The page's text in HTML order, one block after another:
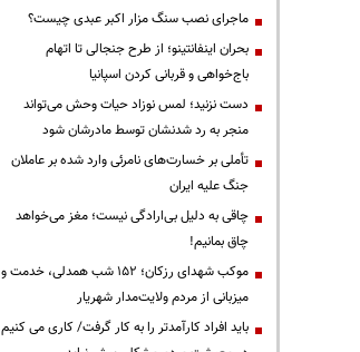
ماجرای نصب سنگ مزار اکبر عبدی چیست؟
بحران اینفانتینو؛ از طرح جنجالی تا اتهام
باج‌خواهی و قربانی کردن اسپانیا
دست نزنید؛ لمس نوزاد حیات وحش می‌تواند
منجر به رد شدنشان توسط مادرشان شود
تأملی بر خسارت‌های نامرئی وارد شده بر عاملان
جنگ علیه ایران
چاقی به دلیل بی‌ارادگی نیست؛ مغز می‌خواهد
چاق بمانیم!
موکب شهدای رزکان؛ ۱۵۲ شب همدلی، خدمت و
میزبانی از مردم ولایت‌مدار شهریار
باید افراد کارآمدتر را به کار گرفت/ کاری می کنیم